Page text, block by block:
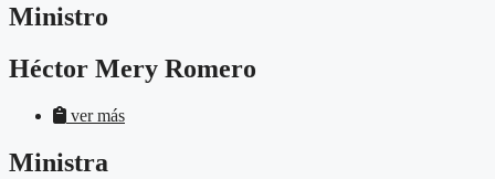
Ministro
Héctor Mery Romero
ver más
Ministra